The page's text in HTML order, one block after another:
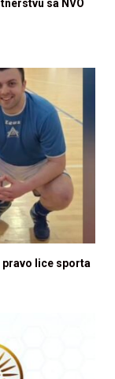
sa NVO
pravo lice sporta